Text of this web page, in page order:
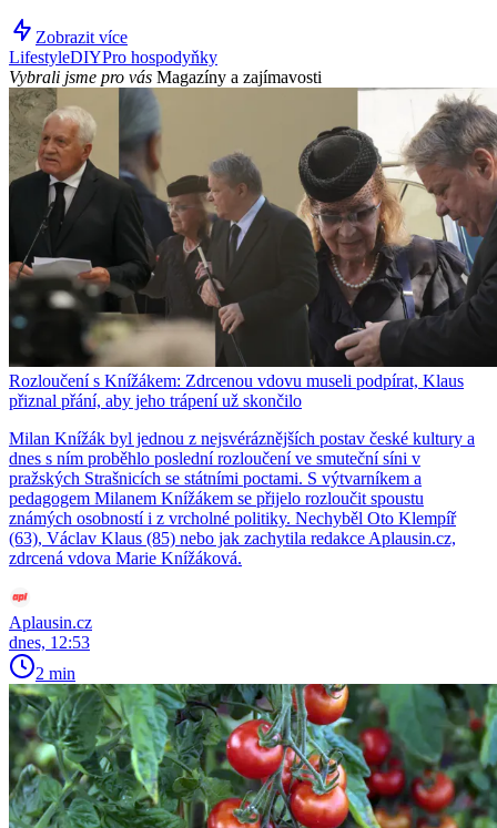
Zobrazit více
LifestyleDIYPro hospodyňky
Vybrali jsme pro vás Magazíny a zajímavosti
Rozloučení s Knížákem: Zdrcenou vdovu museli podpírat, Klaus
přiznal přání, aby jeho trápení už skončilo
Milan Knížák byl jednou z nejsvéráznějších postav české kultury a
dnes s ním proběhlo poslední rozloučení ve smuteční síni v
pražských Strašnicích se státními poctami. S výtvarníkem a
pedagogem Milanem Knížákem se přijelo rozloučit spoustu
známých osobností i z vrcholné politiky. Nechyběl Oto Klempíř
(63), Václav Klaus (85) nebo jak zachytila redakce Aplausin.cz,
zdrcená vdova Marie Knížáková.
Aplausin.cz
dnes, 12:53
2 min